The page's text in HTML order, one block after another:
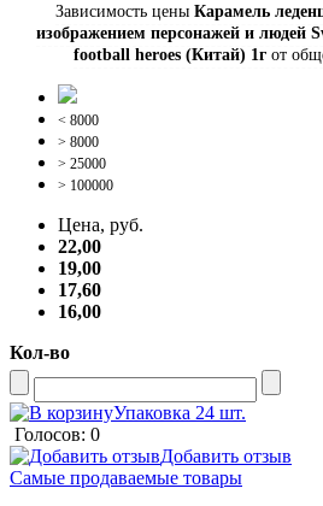
Зависимость цены Карамель
изображением персонажей и людей
football heroes (Китай) 1гот
< 8000
> 8000
> 25000
> 100000
Цена, руб.
22,00
19,00
17,60
16,00
Кол-во
Упаковка 24 шт.
Голосов: 0
Добавить отзыв
Самые продаваемые товары